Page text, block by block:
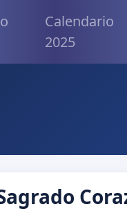
Calendario
2025